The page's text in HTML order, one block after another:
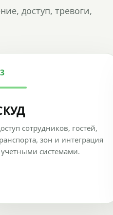
доступ, тревоги,
сотрудников, гостей,
зон и интеграция
учетными системами.